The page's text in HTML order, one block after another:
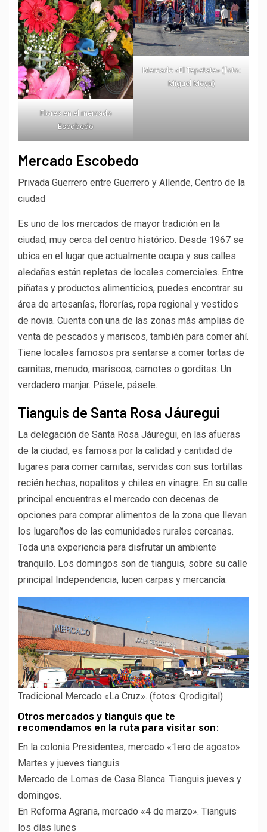
Flores en el mercado
Escobedo
Mercado «El Tepetate» (foto:
Miguel Moya)
Mercado Escobedo
Privada Guerrero entre Guerrero y Allende, Centro de la
ciudad
Es uno de los mercados de mayor tradición en la
ciudad, muy cerca del centro histórico. Desde 1967 se
ubica en el lugar que actualmente ocupa y sus calles
aledañas están repletas de locales comerciales. Entre
piñatas y productos alimenticios, puedes encontrar su
área de artesanías, florerías, ropa regional y vestidos
de novia. Cuenta con una de las zonas más amplias de
venta de pescados y mariscos, también para comer ahí.
Tiene locales famosos pra sentarse a comer tortas de
carnitas, menudo, mariscos, camotes o gorditas. Un
verdadero manjar. Pásele, pásele.
Tianguis de Santa Rosa Jáuregui
La delegación de Santa Rosa Jáuregui, en las afueras
de la ciudad, es famosa por la calidad y cantidad de
lugares para comer carnitas, servidas con sus tortillas
recién hechas, nopalitos y chiles en vinagre. En su calle
principal encuentras el mercado con decenas de
opciones para comprar alimentos de la zona que llevan
los lugareños de las comunidades rurales cercanas.
Toda una experiencia para disfrutar un ambiente
tranquilo. Los domingos son de tianguis, sobre su calle
principal Independencia, lucen carpas y mercancía.
Tradicional Mercado «La Cruz». (fotos: Qrodigital)
Otros mercados y tianguis que te
recomendamos en la ruta para visitar son:
En la colonia Presidentes, mercado «1ero de agosto».
Martes y jueves tianguis
Mercado de Lomas de Casa Blanca. Tianguis jueves y
domingos.
En Reforma Agraria, mercado «4 de marzo». Tianguis
los días lunes